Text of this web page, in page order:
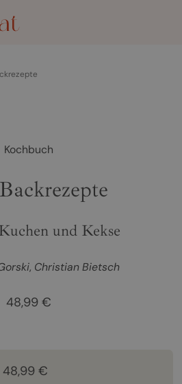
Kochbuch
und Kekse
Christian Bietsch
48,99 €
€